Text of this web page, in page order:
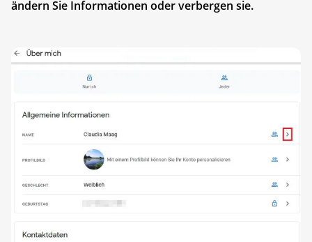
ändern Sie Informationen oder verbergen sie.